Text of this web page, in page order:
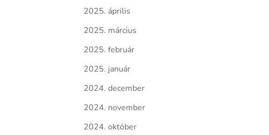
2025. április
2025. március
2025. február
2025. január
2024. december
2024. november
2024. október